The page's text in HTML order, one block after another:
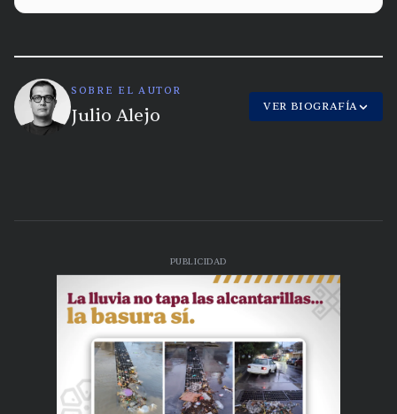
SOBRE EL AUTOR
Julio Alejo VER BIOGRAFÍA
PUBLICIDAD